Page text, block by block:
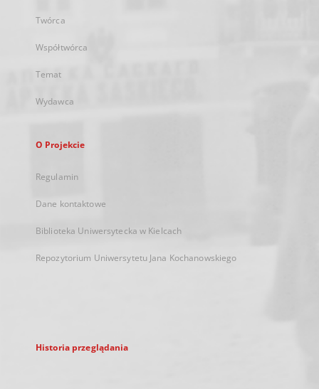
Twórca
Współtwórca
Temat
Wydawca
O Projekcie
Regulamin
Dane kontaktowe
Biblioteka Uniwersytecka w Kielcach
Repozytorium Uniwersytetu Jana Kochanowskiego
Historia przeglądania